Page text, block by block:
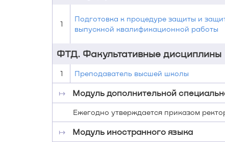
1
Подготовка к процедуре защиты и
выпускной квалификационной работы
ФТД. Факультативные дисциплины
1 Преподаватель высшей школы
↦ Модуль дополнительной
Ежегодно утверждается приказом
↦ Модуль иностранного языка